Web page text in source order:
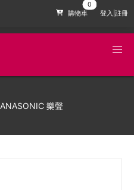
購物車 登入|註冊
樂聲